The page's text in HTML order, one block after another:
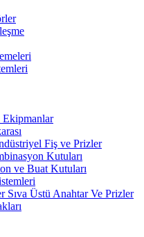
Ekipmanlar
Fiş ve Prizler
Kutuları
ve Buat Kutuları
Sıva Üstü Anahtar Ve Prizler